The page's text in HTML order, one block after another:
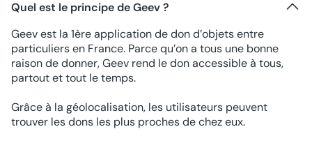
Quel est le principe de Geev ?
Geev est la 1ère application de don d’objets entre
particuliers en France. Parce qu’on a tous une bonne
raison de donner, Geev rend le don accessible à tous,
partout et tout le temps.
Grâce à la géolocalisation, les utilisateurs peuvent
trouver les dons les plus proches de chez eux.